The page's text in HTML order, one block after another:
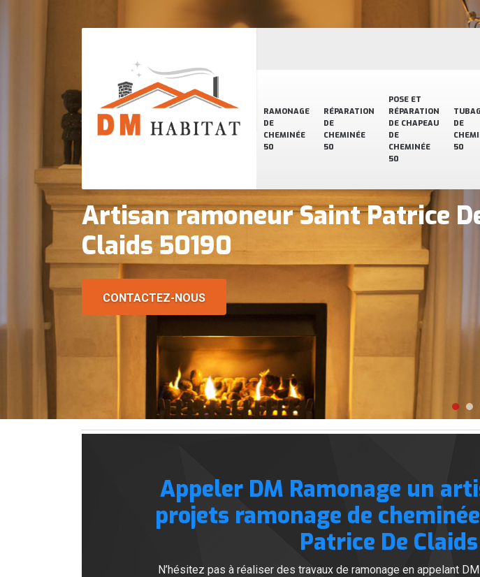
RAMONAGE
DE
CHEMINÉE
50
RÉPARATION
DE
CHEMINÉE
50
POSE ET
RÉPARATION
DE CHAPEAU
DE
CHEMINÉE
50
DE
50
Artisan ramoneur Saint Patrice
Claids 50190
CONTACTEZ-NOUS
Appeler DM Ramonage un
projets ramonage de
Patrice De
N’hésitez pas à réaliser des travaux de ramonage en appelant